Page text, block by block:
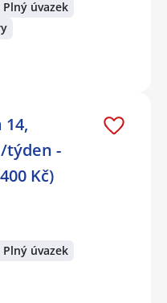
Plný úvazek
týden -
Kč)
Plný úvazek